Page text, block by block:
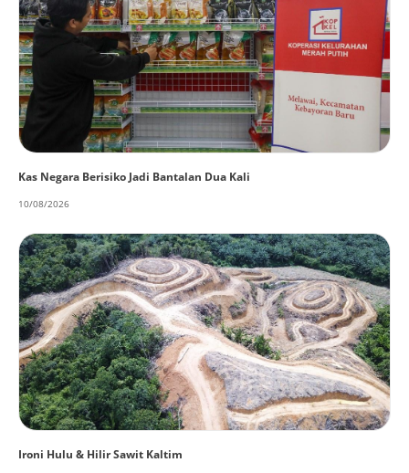
Kas Negara Berisiko Jadi Bantalan Dua Kali
10/08/2026
Ironi Hulu & Hilir Sawit Kaltim